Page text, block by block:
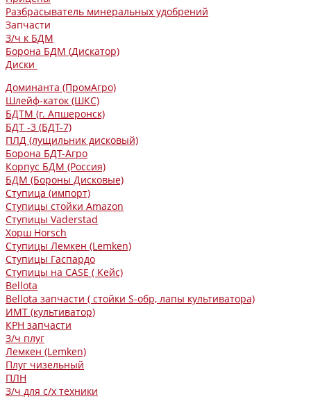
Разбрасыватель минеральных удобрений
Запчасти
З/ч к БДМ
Борона БДМ (Дискатор)
Диски
Доминанта (ПромАгро)
Шлейф-каток (ШКС)
БДТМ (г. Апшеронск)
БДТ -3 (БДТ-7)
ПЛД (лущильник дисковый)
Борона БДТ-Агро
Корпус БДМ (Россия)
БДМ (Бороны Дисковые)
Ступица (импорт)
Ступицы стойки Amazon
Ступицы Vaderstad
Хорш Horsch
Ступицы Лемкен (Lemken)
Ступицы Гаспардо
Ступицы на CASE ( Кейс)
Bellota
Bellota запчасти ( стойки S-обр, лапы культиватора)
ИМТ (культиватор)
КРН запчасти
З/ч плуг
Лемкен (Lemken)
Плуг чизельный
ПЛН
З/ч для с/х техники